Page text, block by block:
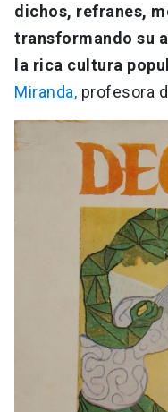
dichos, refranes,
transformando su
la rica cultura
Miranda, profesora